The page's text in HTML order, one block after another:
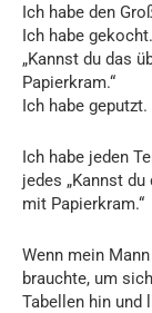
Ich habe den
Ich habe gekocht.
„Kannst du das
Papierkram.“
Ich habe geputzt.
Ich habe jeden
jedes „Kannst
mit Papierkram.“
Wenn mein
brauchte, um
Tabellen hin und